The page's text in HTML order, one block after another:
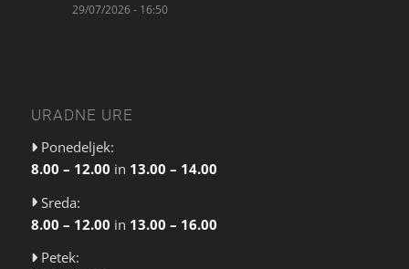
29/07/2026 - 16:50
URADNE URE
Ponedeljek:
8.00 – 12.00 in 13.00 – 14.00
Sreda:
8.00 – 12.00 in 13.00 – 16.00
Petek: